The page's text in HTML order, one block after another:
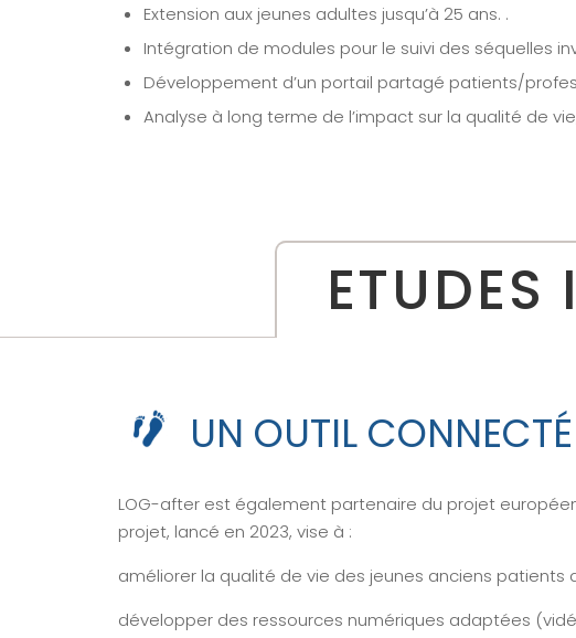
Extension aux jeunes adultes jusqu’à 25 ans. .
Intégration de modules pour le suivi des séquelles
Développement d’un portail partagé patients/
Analyse à long terme de l’impact sur la qualité de
ETUDES
UN OUTIL
LOG-after est également partenaire du projet
projet, lancé en 2023, vise à :
améliorer la qualité de vie des jeunes anciens patients
développer des ressources numériques adaptées